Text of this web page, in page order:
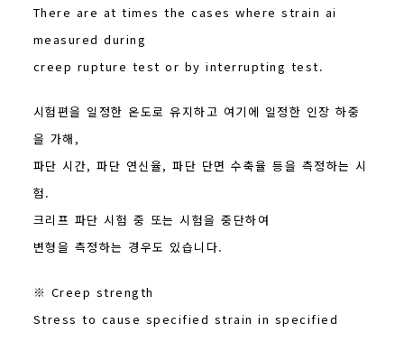
There are at times the cases where strain ai
measured during
creep rupture test or by interrupting test.
시험편을 일정한 온도로 유지하고 여기에 일정한 인장 하중
을 가해,
파단 시간, 파단 연신율, 파단 단면 수축율 등을 측정하는 시
험.
크리프 파단 시험 중 또는 시험을 중단하여
변형을 측정하는 경우도 있습니다.
※ Creep strength
Stress to cause specified strain in specified